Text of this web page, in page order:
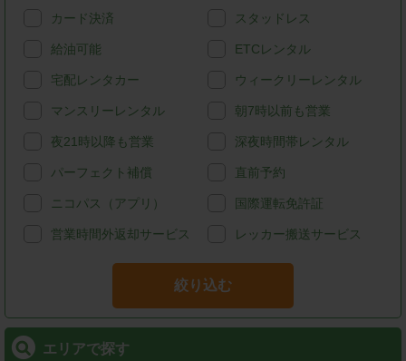
カード決済 スタッドレス
給油可能 ETCレンタル
宅配レンタカー ウィークリーレンタル
マンスリーレンタル 朝7時以前も営業
夜21時以降も営業 深夜時間帯レンタル
パーフェクト補償 直前予約
ニコパス（アプリ） 国際運転免許証
営業時間外返却サービス レッカー搬送サービス
絞り込む
エリアで探す